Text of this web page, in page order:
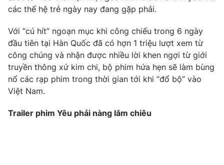
Cơ quan báo chí:
Thời báo VTV
Giấy phép hoạt động báo in và báo điện tử số 483/GP-BTTTT
cấp ngày 29/12/2023
Tổng Biên tập:Vũ Thanh Thủy
Phó Tổng Biên tập:
Tổng đài VTV: 024.38 355 931 - 024.38 355 932
các thế hệ trẻ ngày nay đang gặp phải.
Với “cú hít” ngoạn mục khi công chiếu trong 6 ngày
đầu tiên tại Hàn Quốc đã có hợn 1 triệu lượt xem từ
công chúng và nhận được nhiều lời khen ngợi từ giới
truyền thông xứ kim chi, bộ phim hứa hẹn sẽ làm bùng
nổ các rạp phim trong thời gian tới khi “đổ bộ” vào
Việt Nam.
Trailer phim Yêu phải nàng lắm chiêu